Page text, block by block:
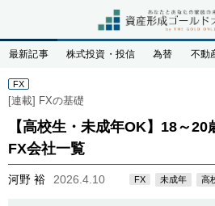
最新記事 株式投資・投信 為替 不動
FX
[連載] FXの基礎
【高校生・未成年OK】18～
FX会社一覧
河野 裕 2026.4.10 FX 未成年 高